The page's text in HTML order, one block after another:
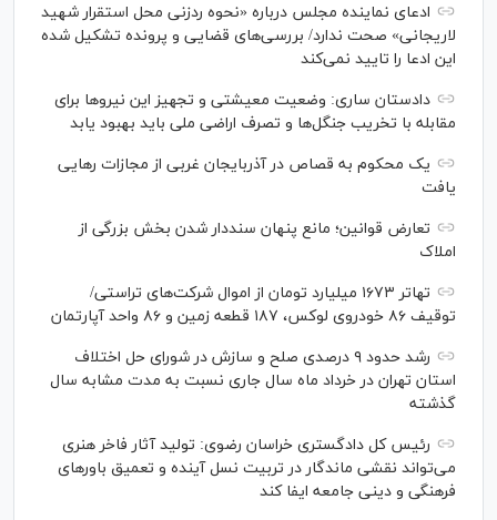
ادعای نماینده مجلس درباره «نحوه ردزنی محل استقرار شهید
لاریجانی» صحت ندارد/ بررسی‌های قضایی و پرونده تشکیل شده
این ادعا را تایید نمی‌کند
دادستان ساری: وضعیت معیشتی و تجهیز این نیرو‌ها برای
مقابله با تخریب جنگل‌ها و تصرف اراضی ملی باید بهبود یابد
یک محکوم به قصاص در آذربایجان‌ غربی از مجازات رهایی
یافت
تعارض قوانین؛ مانع پنهان سنددار شدن بخش بزرگی از
املاک
تهاتر ۱۶۷۳ میلیارد تومان از اموال شرکت‌های تراستی/
توقیف ۸۶ خودروی لوکس، ۱۸۷ قطعه زمین و ۸۶ واحد آپارتمان
رشد حدود ۹ درصدی صلح و سازش در شورای حل اختلاف
استان تهران در خرداد ماه سال جاری نسبت به مدت مشابه سال
گذشته
رئیس کل دادگستری خراسان رضوی: تولید آثار فاخر هنری
می‌تواند نقشی ماندگار در تربیت نسل آینده و تعمیق باور‌های
فرهنگی و دینی جامعه ایفا کند